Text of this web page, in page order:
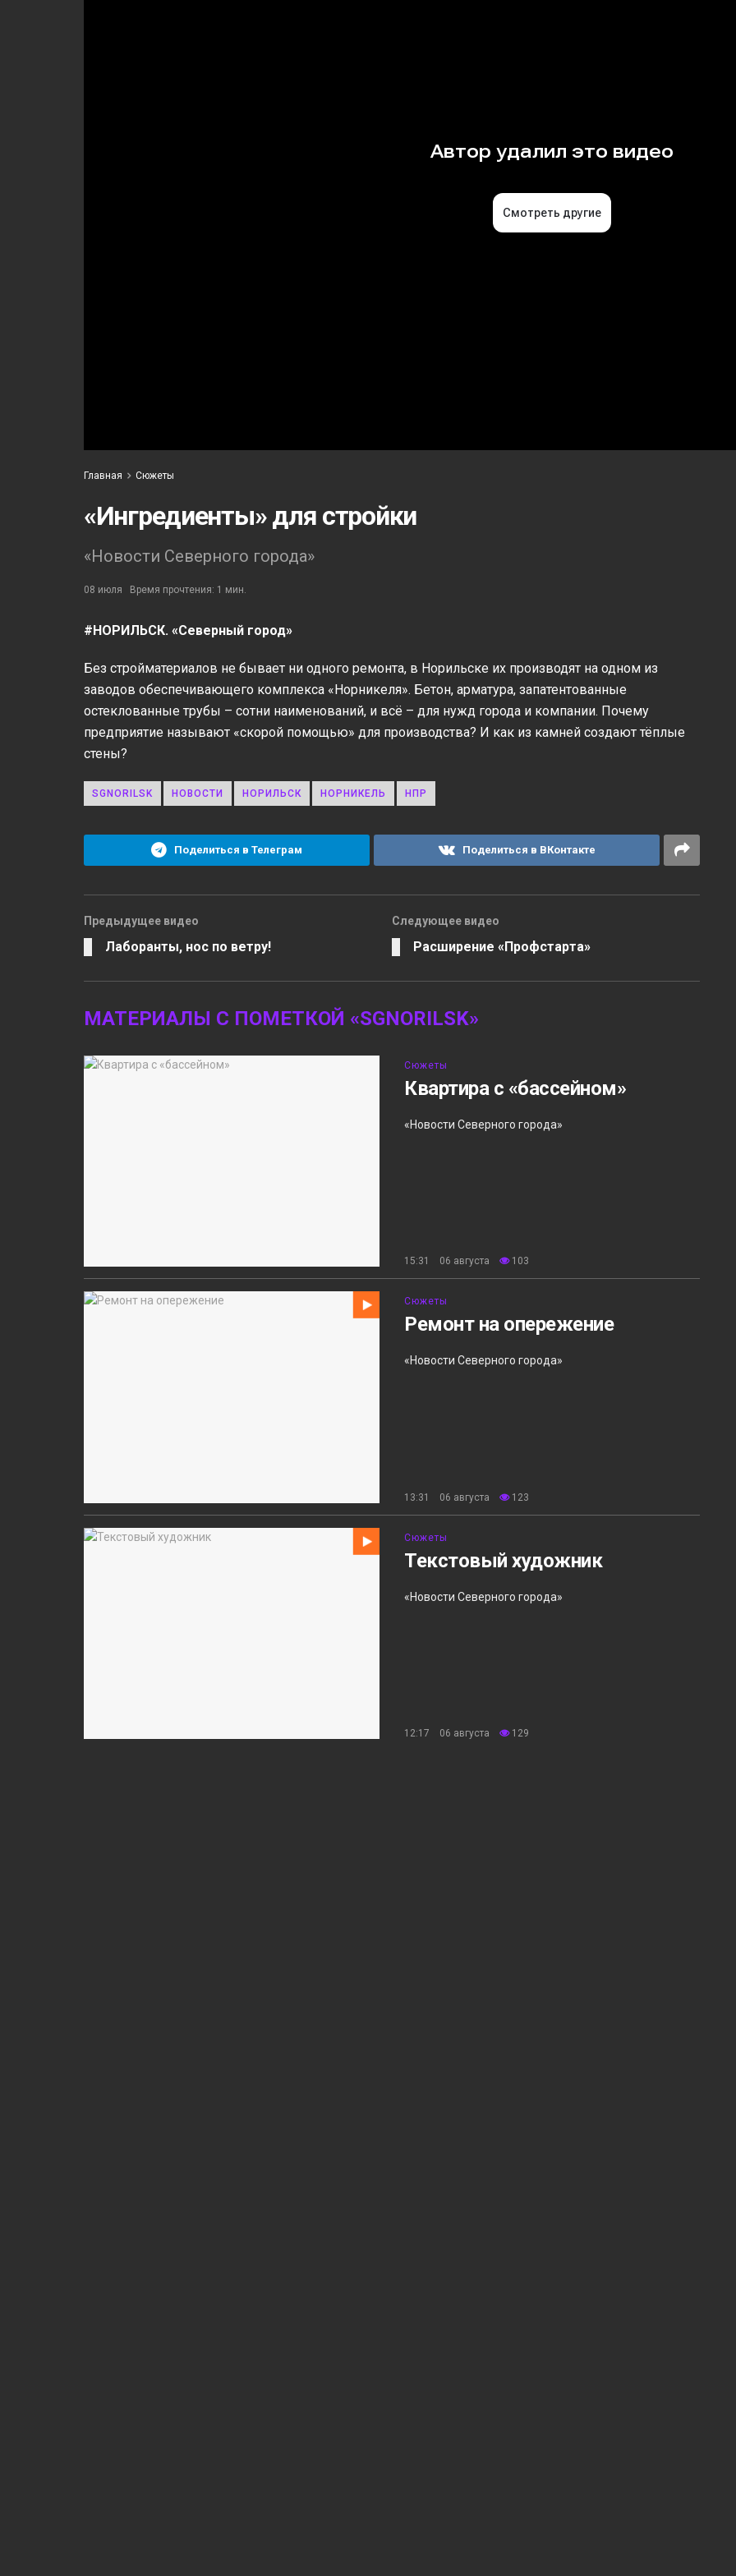
Главная Сюжеты
«Ингредиенты» для стройки
«Новости Северного города»
08 июля Время прочтения: 1 мин.
#НОРИЛЬСК. «Северный город»
Без стройматериалов не бывает ни одного ремонта, в Норильске их производят на одном из
заводов обеспечивающего комплекса «Норникеля». Бетон, арматура, запатентованные
остеклованные трубы – сотни наименований, и всё – для нужд города и компании. Почему
предприятие называют «скорой помощью» для производства? И как из камней создают тёплые
стены?
SGNORILSK НОВОСТИ НОРИЛЬСК НОРНИКЕЛЬ НПР
Поделиться в Телеграм Поделиться в ВКонтакте
Предыдущее видео
Лаборанты, нос по ветру!
Следующее видео
Расширение «Профстарта»
МАТЕРИАЛЫ С ПОМЕТКОЙ «SGNORILSK»
Сюжеты
Квартира с «бассейном»
«Новости Северного города»
15:31 06 августа 103
Сюжеты
Ремонт на опережение
«Новости Северного города»
13:31 06 августа 123
Сюжеты
Текстовый художник
«Новости Северного города»
12:17 06 августа 129